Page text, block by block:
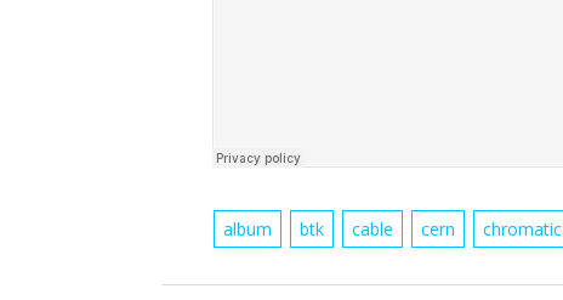
album btk cable cern chromatic